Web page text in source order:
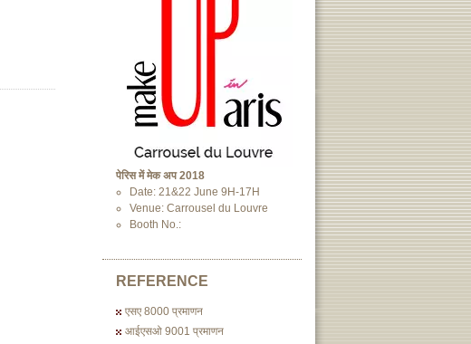
पेरिस में मेक अप 2018
Date: 21&22 June 9H-17H
Venue: Carrousel du Louvre
Booth No.:
REFERENCE
एसए 8000 प्रमाणन
आईएसओ 9001 प्रमाणन